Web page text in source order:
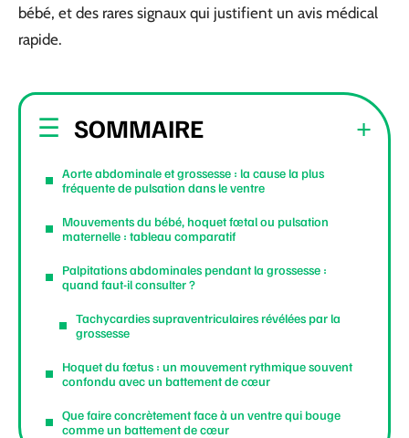
bébé, et des rares signaux qui justifient un avis médical
rapide.
SOMMAIRE
Aorte abdominale et grossesse : la cause la plus
fréquente de pulsation dans le ventre
Mouvements du bébé, hoquet fœtal ou pulsation
maternelle : tableau comparatif
Palpitations abdominales pendant la grossesse :
quand faut-il consulter ?
Tachycardies supraventriculaires révélées par la
grossesse
Hoquet du fœtus : un mouvement rythmique souvent
confondu avec un battement de cœur
Que faire concrètement face à un ventre qui bouge
comme un battement de cœur